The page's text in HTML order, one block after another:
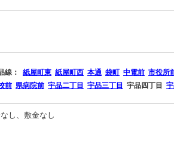
線： 紙屋町東 紙屋町西 本通 袋町 中電前 市役所
前 県病院前 宇品二丁目 宇品三丁目 宇品四丁目
し、敷金なし